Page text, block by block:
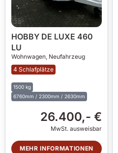
HOBBY DE LUXE 460
LU
Wohnwagen, Neufahrzeug
4 Schlafplätze
1500 kg
6760mm / 2300mm / 2630mm
26.400,- €
MwSt. ausweisbar
MEHR INFORMATIONEN